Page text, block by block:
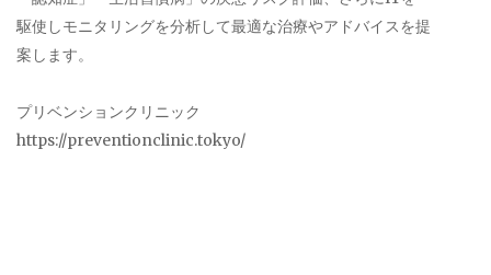
駆使しモニタリングを分析して最適な治療やアドバイスを提
案します。
プリベンションクリニック
https://preventionclinic.tokyo/